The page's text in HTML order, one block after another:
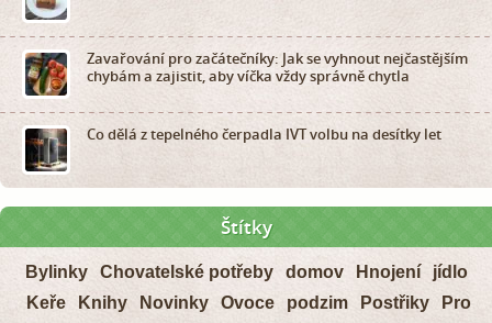
Zavařování pro začátečníky: Jak se vyhnout nejčastějším
chybám a zajistit, aby víčka vždy správně chytla
Co dělá z tepelného čerpadla IVT volbu na desítky let
Štítky
Bylinky Chovatelské potřeby domov Hnojení
jídlo
Keře
Knihy Novinky Ovoce podzim Postřiky
Pro